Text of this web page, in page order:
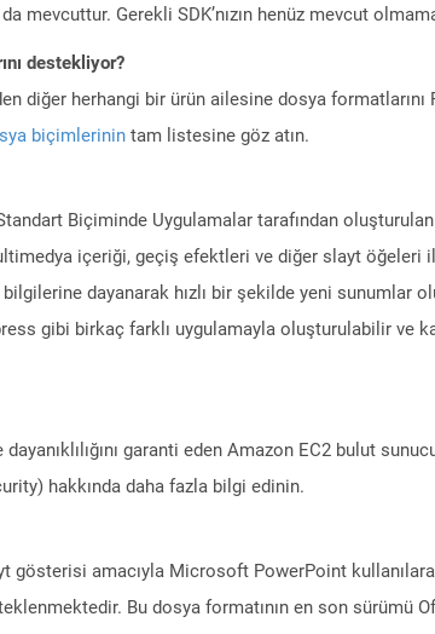
mevcuttur. Gerekli SDK’nızın henüz mevcut
destekliyor?
diğer herhangi bir ürün ailesine dosya formatlarını
biçimlerinin tam listesine göz atın.
Biçiminde Uygulamalar tarafından
içeriği, geçiş efektleri ve diğer slayt
dayanarak hızlı bir şekilde yeni sunumlar
gibi birkaç farklı uygulamayla oluşturulabilir ve
garanti eden Amazon EC2 bulut
hakkında daha fazla bilgi edinin.
gösterisi amacıyla Microsoft PowerPoint
Bu dosya formatının en son sürümü